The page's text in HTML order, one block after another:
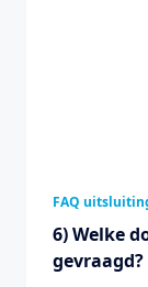
FAQ
6) Welke
gevraagd?